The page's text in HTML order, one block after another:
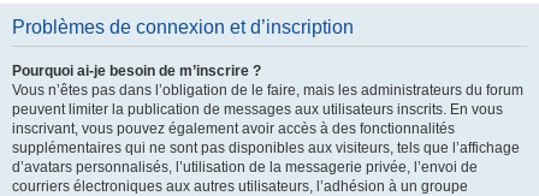
Problèmes de connexion et d’inscription
Pourquoi ai-je besoin de m’inscrire ?
Vous n’êtes pas dans l’obligation de le faire, mais les administrateurs du forum
peuvent limiter la publication de messages aux utilisateurs inscrits. En vous
inscrivant, vous pouvez également avoir accès à des fonctionnalités
supplémentaires qui ne sont pas disponibles aux visiteurs, tels que l’affichage
d’avatars personnalisés, l’utilisation de la messagerie privée, l’envoi de
courriers électroniques aux autres utilisateurs, l’adhésion à un groupe